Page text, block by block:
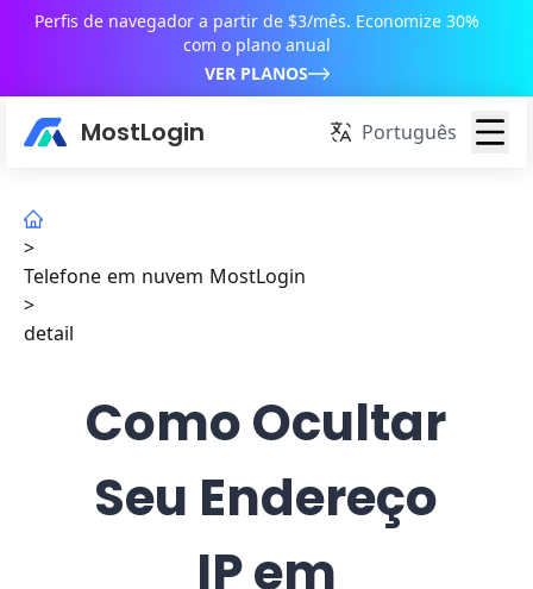
Perfis de navegador a partir de $3/mês. Economize 30%
com o plano anual
VER PLANOS
MostLogin Português
>
Telefone em nuvem MostLogin
>
detail
Como Ocultar
Seu Endereço
IP em